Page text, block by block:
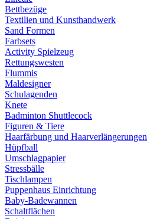
Bettbezüge
Textilien und Kunsthandwerk
Sand Formen
Farbsets
Activity Spielzeug
Rettungswesten
Flummis
Maldesigner
Schulagenden
Knete
Badminton Shuttlecock
Figuren & Tiere
Haarfärbung und Haarverlängerungen
Hüpfball
Umschlagpapier
Stressbälle
Tischlampen
Puppenhaus Einrichtung
Baby-Badewannen
Schaltflächen